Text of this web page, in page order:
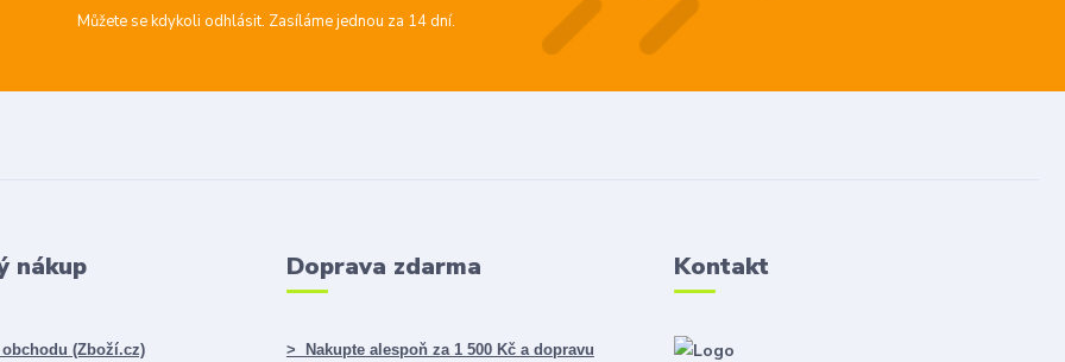
Můžete se kdykoli odhlásit. Zasíláme jednou za 14 dní.
nákup
(Zboží.cz)
Doprava zdarma
> Nakupte alespoň za 1 500 Kč a dopravu
Kontakt